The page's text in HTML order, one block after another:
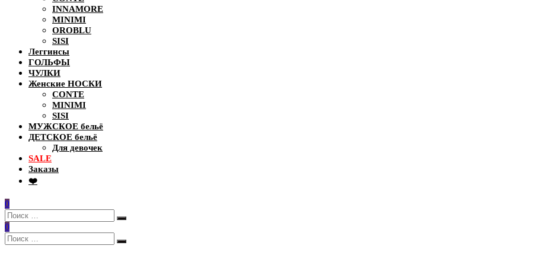
INNAMORE
MINIMI
OROBLU
SISI
Леггинсы
ГОЛЬФЫ
ЧУЛКИ
Женские НОСКИ
CONTE
MINIMI
SISI
МУЖСКОЕ бельё
ДЕТСКОЕ бельё
Для девочек
SALE
Заказы
❤️
0
Искать:
Поиск
0
Искать:
Поиск